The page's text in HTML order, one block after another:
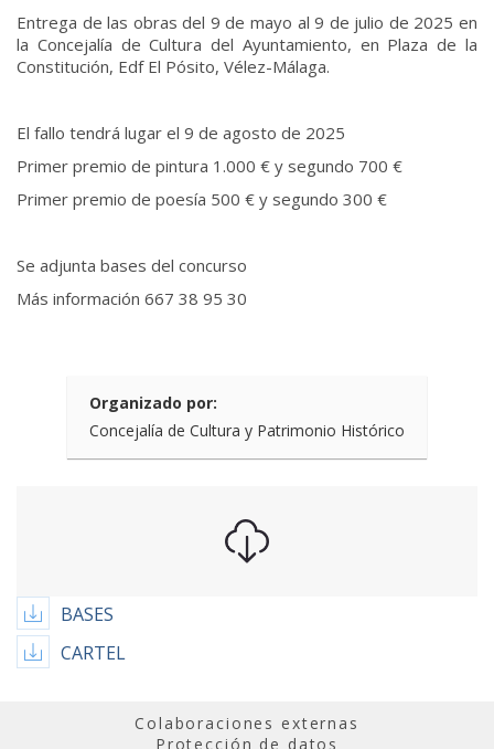
Entrega de las obras del 9 de mayo al 9 de julio de 2025 en
la Concejalía de Cultura del Ayuntamiento, en Plaza de la
Constitución, Edf El Pósito, Vélez-Málaga.
El fallo tendrá lugar el 9 de agosto de 2025
Primer premio de pintura 1.000 € y segundo 700 €
Primer premio de poesía 500 € y segundo 300 €
Se adjunta bases del concurso
Más información 667 38 95 30
Organizado por:
Concejalía de Cultura y Patrimonio Histórico
BASES
CARTEL
Colaboraciones externas
Protección de datos